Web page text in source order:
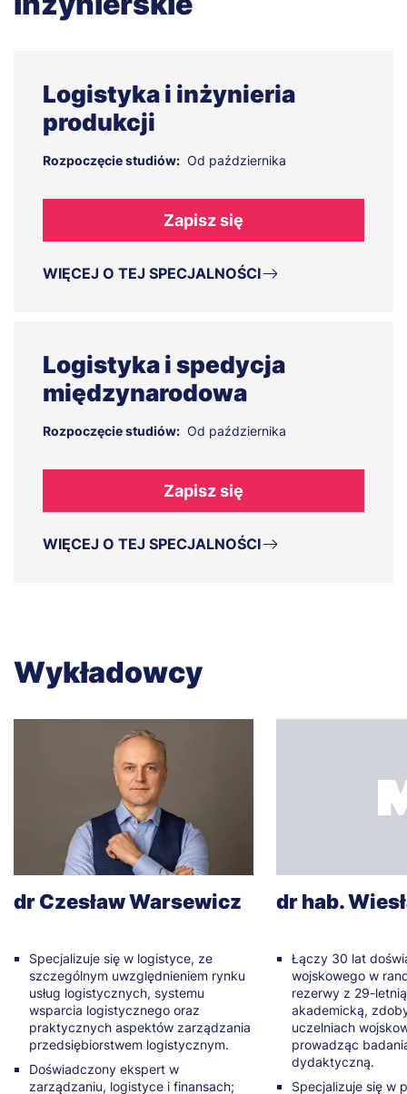
Logistyka i inżynieria
produkcji
Rozpoczęcie studiów: Od października
Zapisz się
WIĘCEJ O TEJ SPECJALNOŚCI
Logistyka i spedycja
międzynarodowa
Rozpoczęcie studiów: Od października
Zapisz się
WIĘCEJ O TEJ SPECJALNOŚCI
Wykładowcy
dr Czesław Warsewicz
Specjalizuje się w logistyce, ze
szczególnym uwzględnieniem rynku
usług logistycznych, systemu
wsparcia logistycznego oraz
praktycznych aspektów zarządzania
przedsiębiorstwem logistycznym.
Doświadczony ekspert w
zarządzaniu, logistyce i finansach;
dr hab.
Łączy 30 lat
wojskowego w
rezerwy z 29-
akademicką,
uczelniach
prowadząc
dydaktyczną.
Specjalizuje się w